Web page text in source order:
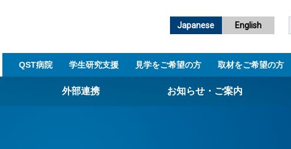
Japanese English
QST病院 学生研究支援​ 見学をご希望の方 取材をご希望の方
外部連携 お知らせ・ご案内